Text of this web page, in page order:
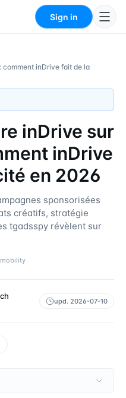
Sign in
comment inDrive fait de la
inDrive sur
inDrive
en 2026
sponsorisées
créatifs, stratégie
tgadsspy révèlent sur
mobility
upd. 2026-07-10